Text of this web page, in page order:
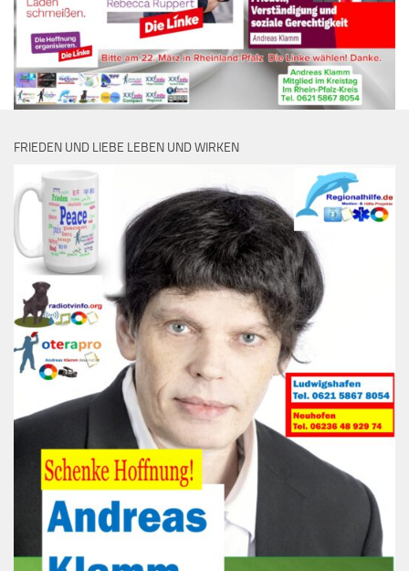
FRIEDEN UND LIEBE LEBEN UND WIRKEN